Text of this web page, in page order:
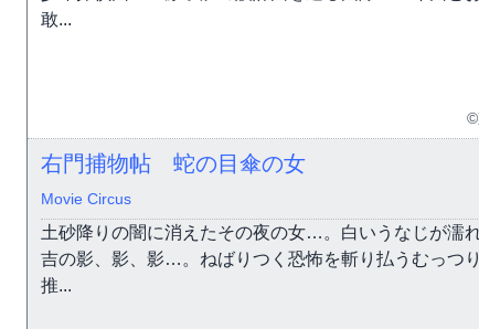
敢...
©
右門捕物帖 蛇の目傘の女
Movie Circus
土砂降りの闇に消えたその夜の女…。白いうなじが濡
吉の影、影、影…。ねばりつく恐怖を斬り払うむっつ
推...